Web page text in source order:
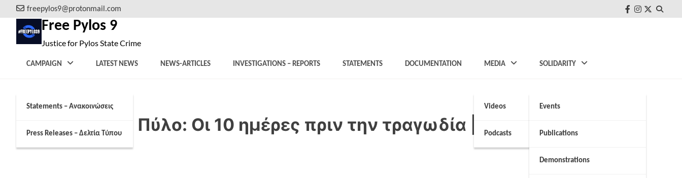
to
content
freepylos9@protonmail.com
FB Instagram
Twitter
Free Pylos 9
Justice for Pylos State Crime
CAMPAIGN
Statements – Ανακοινώσεις
Press Releases – Δελτία Τύπου
LATEST NEWS NEWS-ARTICLES INVESTIGATIONS – REPORTS STATEMENTS DOCUMENTATION MEDIA
Videos
Podcasts
SOLIDARITY
Events
Publications
Demonstrations
Ναυάγιο στην Πύλο: Οι 10 ημέρες πριν την τραγωδία | NEWS 24/7